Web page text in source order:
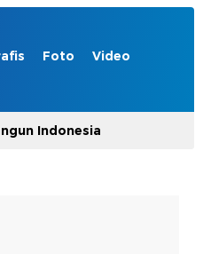
Foto Video
Indonesia